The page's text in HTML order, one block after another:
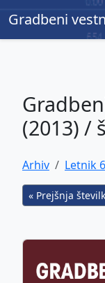
Gradbeni
Gradbeni
(2013) /
Arhiv Letnik
« Prejšnja